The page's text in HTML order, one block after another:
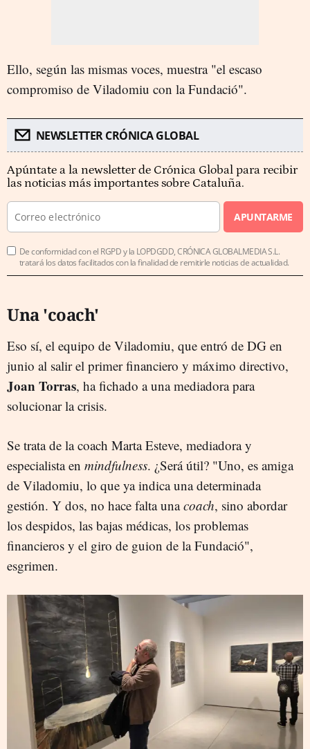
Ello, según las mismas voces, muestra "el escaso
compromiso de Viladomiu con la Fundació".
NEWSLETTER CRÓNICA GLOBAL
Apúntate a la newsletter de Crónica Global para recibir
las noticias más importantes sobre Cataluña.
APUNTARME
De conformidad con el RGPD y la LOPDGDD, CRÓNICA GLOBALMEDIA S.L.
tratará los datos facilitados con la finalidad de remitirle noticias de actualidad.
Una 'coach'
Eso sí, el equipo de Viladomiu, que entró de DG en
junio al salir el primer financiero y máximo directivo,
Joan Torras, ha fichado a una mediadora para
solucionar la crisis.
Se trata de la coach Marta Esteve, mediadora y
especialista en mindfulness. ¿Será útil? "Uno, es amiga
de Viladomiu, lo que ya indica una determinada
gestión. Y dos, no hace falta unacoach, sino abordar
los despidos, las bajas médicas, los problemas
financieros y el giro de guion de la Fundació",
esgrimen.